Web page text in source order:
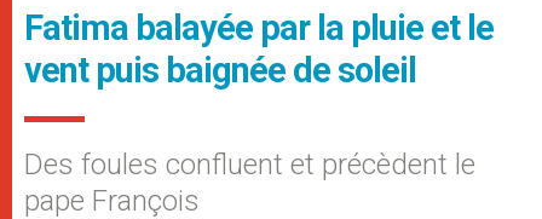
Fatima balayée par la pluie et le
vent puis baignée de soleil
Des foules confluent et précèdent le
pape François